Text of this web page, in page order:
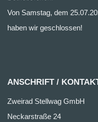
Von Samstag, dem
haben wir geschlossen!
ANSCHRIFT /
Zweirad Stellwag GmbH
Neckarstraße 24